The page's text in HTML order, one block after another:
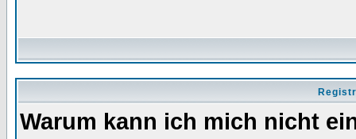
Warum kann ich mich nicht